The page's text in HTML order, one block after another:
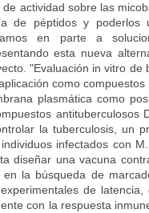
actividad sobre las
de péptidos y poderlos
en parte a
esta nueva
"Evaluación in vitro de
como
plasmática como
antituberculosos
la tuberculosis, un
infectados con
diseñar una vacuna
la búsqueda de
de
con la respuesta